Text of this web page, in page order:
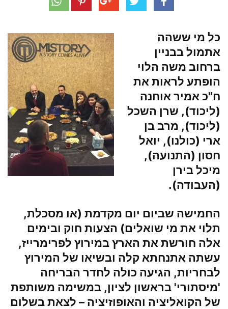
כל מי ששהה
אתמול בבניין
ברחוב משה הלוי
הופתע לראות את
ח"כ אמיר אוחנה
(ליכוד), שרן השכל
(ליכוד), מרב בן
ארי (כולנו), יואל
חסון (התנועה),
מיכל בירן
(העבודה).
החמישה שביום יום מקדמת (או מסכלת,
תלוי את מי שואלים) הצעות חוק ובימים
אלה חורשת את הארץ במירוץ לפרימרייז,
עשתה אתנחתא קלה ובשיאו של המירוץ
לבחריות, הגיעה כולה לחדר הבריחה
'מיסתורי' בראשון לציון, במשימה משותפת
של הקואליציה והאופוזיציה – לצאת בשלום